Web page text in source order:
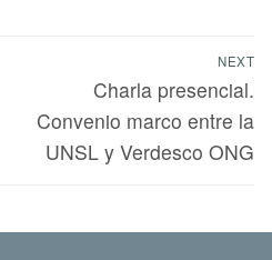
NEXT
Charla presencial.
Convenio marco entre la
UNSL y Verdesco ONG